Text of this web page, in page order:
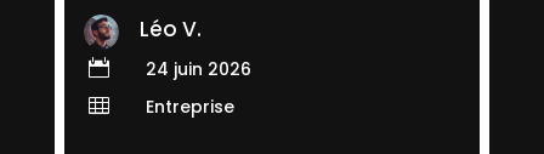
Léo V.
 24 juin 2026
 Entreprise